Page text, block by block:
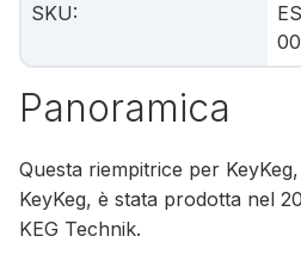
SKU:
Panoramica
Questa riempitrice per
KeyKeg, è stata prodotta nel
KEG Technik.